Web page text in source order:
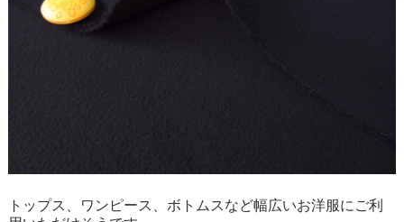
トップス、ワンピース、ボトムスなど幅広いお洋服にご利